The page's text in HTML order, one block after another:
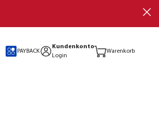
PAYBACK
Kundenkonto
Login
Warenkorb